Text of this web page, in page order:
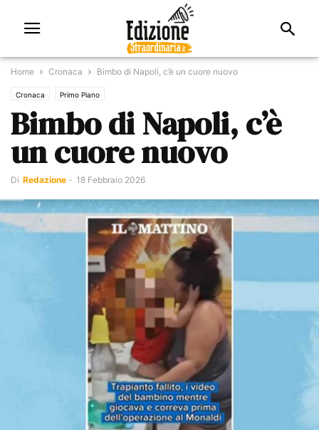
Home Cronaca Bimbo di Napoli, c’è un cuore nuovo
Cronaca Primo Piano
Bimbo di Napoli, c’è
un cuore nuovo
Di Redazione - 18 Febbraio 2026